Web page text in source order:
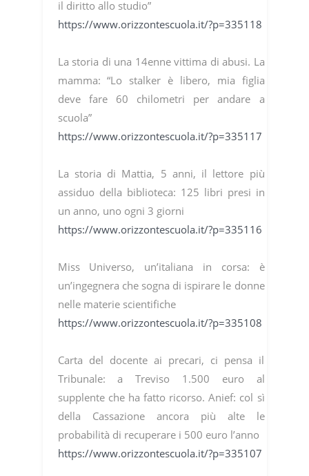
il diritto allo studio”
https://www.orizzontescuola.it/?p=335118
La storia di una 14enne vittima di abusi. La
mamma: “Lo stalker è libero, mia figlia
deve fare 60 chilometri per andare a
scuola”
https://www.orizzontescuola.it/?p=335117
La storia di Mattia, 5 anni, il lettore più
assiduo della biblioteca: 125 libri presi in
un anno, uno ogni 3 giorni
https://www.orizzontescuola.it/?p=335116
Miss Universo, un’italiana in corsa: è
un’ingegnera che sogna di ispirare le donne
nelle materie scientifiche
https://www.orizzontescuola.it/?p=335108
Carta del docente ai precari, ci pensa il
Tribunale: a Treviso 1.500 euro al
supplente che ha fatto ricorso. Anief: col sì
della Cassazione ancora più alte le
probabilità di recuperare i 500 euro l’anno
https://www.orizzontescuola.it/?p=335107